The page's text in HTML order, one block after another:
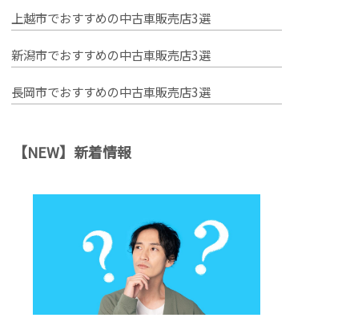
上越市でおすすめの中古車販売店3選
新潟市でおすすめの中古車販売店3選
長岡市でおすすめの中古車販売店3選
【NEW】新着情報